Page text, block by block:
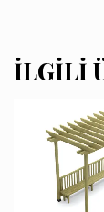
İLGILI